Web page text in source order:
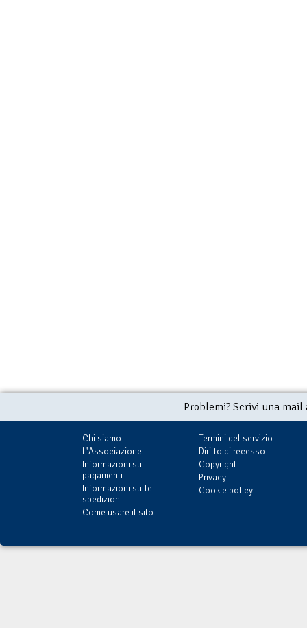
Problemi? Scrivi una
Chi siamo
L'Associazione
Informazioni sui
pagamenti
Informazioni sulle
spedizioni
Come usare il sito
Termini del servizio
Diritto di recesso
Copyright
Privacy
Cookie policy